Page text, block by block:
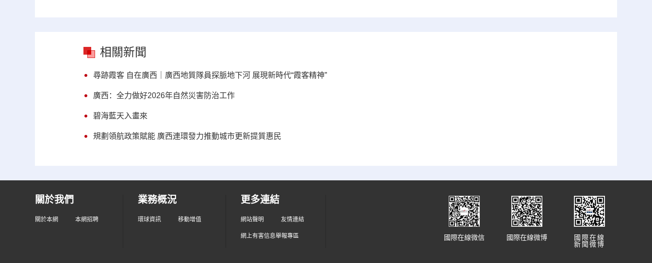
相關新聞
尋跡霞客 自在廣西｜廣西地質隊員探脈地下河 展現新時代“霞客精神”
廣西：全力做好2026年自然災害防治工作
碧海藍天入畫來
規劃領航政策賦能 廣西連環發力推動城市更新提質惠民
關於我們
關於本網 本網招聘
業務概況
環球資訊 移動增值
更多連結
網站聲明 友情連結
網上有害信息舉報專區
國際在線
新聞微博
國際在線微博
國際在線微信